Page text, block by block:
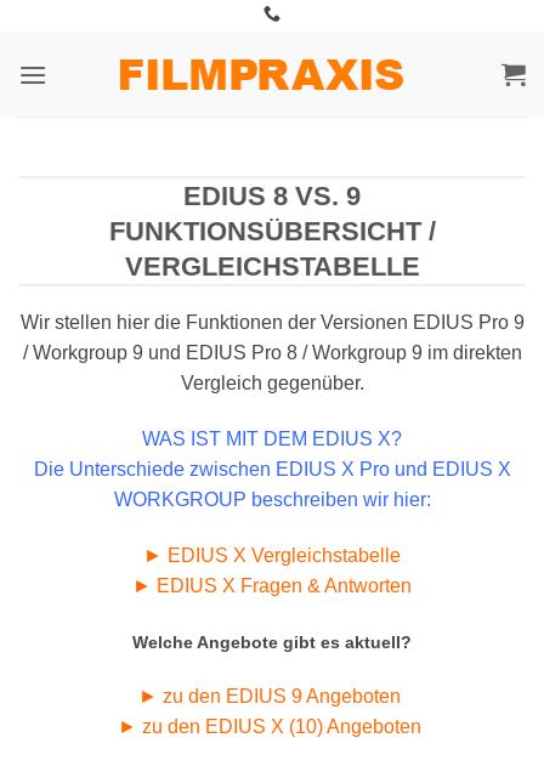
springen
EDIUS 8 VS. 9
FUNKTIONSÜBERSICHT /
VERGLEICHSTABELLE
Wir stellen hier die Funktionen der Versionen EDIUS Pro 9
/ Workgroup 9 und EDIUS Pro 8 / Workgroup 9 im direkten
Vergleich gegenüber.
WAS IST MIT DEM EDIUS X?
Die Unterschiede zwischen EDIUS X Pro und EDIUS X
WORKGROUP beschreiben wir hier:
► EDIUS X Vergleichstabelle
► EDIUS X Fragen & Antworten
Welche Angebote gibt es aktuell?
► zu den EDIUS 9 Angeboten
► zu den EDIUS X (10) Angeboten